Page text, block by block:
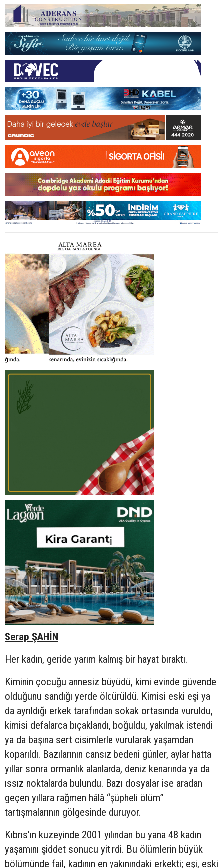
Serap ŞAHİN
Her kadın, geride yarım kalmış bir hayat bıraktı.
Kiminin çocuğu annesiz büyüdü, kimi evinde güvende
olduğunu sandığı yerde öldürüldü. Kimisi eski eşi ya
da ayrıldığı erkek tarafından sokak ortasında vuruldu,
kimisi defalarca bıçaklandı, boğuldu, yakılmak istendi
ya da başına sert cisimlerle vurularak yaşamdan
koparıldı. Bazılarının cansız bedeni günler, aylar hatta
yıllar sonra ormanlık alanlarda, deniz kenarında ya da
ıssız noktalarda bulundu. Bazı dosyalar ise aradan
geçen yıllara rağmen hâlâ “şüpheli ölüm”
tartışmalarının gölgesinde duruyor.
Kıbrıs'ın kuzeyinde 2001 yılından bu yana 48 kadın
yaşamını şiddet sonucu yitirdi. Bu ölümlerin büyük
bölümünde fail, kadının en yakınındaki erkekti; eşi, eski